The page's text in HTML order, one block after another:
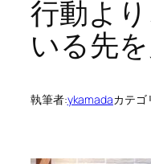
行動よ
いる先
執筆者:ykamadaカテゴ